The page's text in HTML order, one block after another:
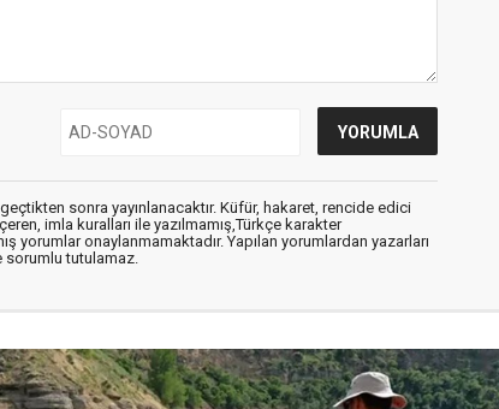
sonra yayınlanacaktır. Küfür, hakaret, rencide edici
imla kuralları ile yazılmamış,Türkçe karakter
yorumlar onaylanmamaktadır. Yapılan yorumlardan yazarları
sorumlu tutulamaz.